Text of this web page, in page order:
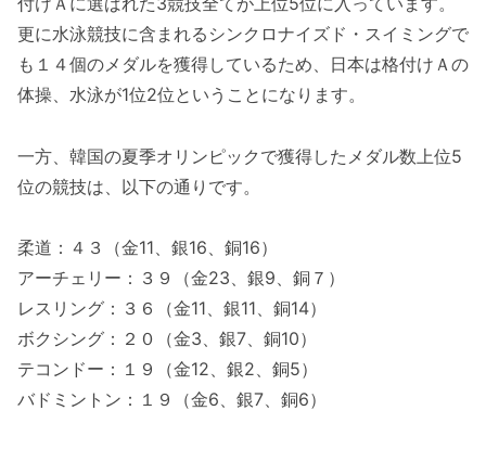
更に水泳競技に含まれるシンクロナイズド・スイミングで
も１４個のメダルを獲得しているため、日本は格付けＡの
体操、水泳が1位2位ということになります。
一方、韓国の夏季オリンピックで獲得したメダル数上位5
位の競技は、以下の通りです。
柔道：４３（金11、銀16、銅16）
アーチェリー：３９（金23、銀9、銅７）
レスリング：３６（金11、銀11、銅14）
ボクシング：２０（金3、銀7、銅10）
テコンドー：１９（金12、銀2、銅5）
バドミントン：１９（金6、銀7、銅6）